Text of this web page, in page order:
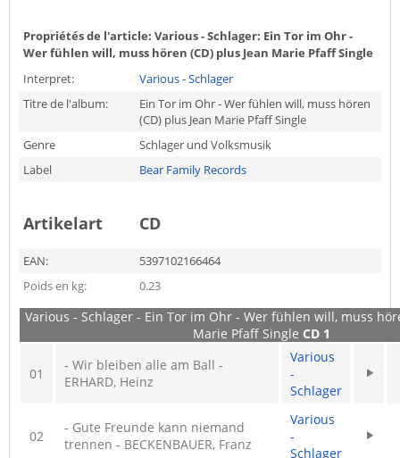
Propriétés de l'article: Various - Schlager: Ein Tor im Ohr -
Wer fühlen will, muss hören (CD) plus Jean Marie Pfaff Single
Interpret:
Various - Schlager
Titre de l'album:
Ein Tor im Ohr - Wer fühlen will, muss hören
(CD) plus Jean Marie Pfaff Single
Genre
Schlager und Volksmusik
Label
Bear Family Records
Artikelart CD
EAN:
5397102166464
Poids en kg:
0.23
Various - Schlager - Ein Tor im Ohr - Wer fühlen will, muss
Marie Pfaff Single CD 1
01
- Wir bleiben alle am Ball -
ERHARD, Heinz
Various
-
Schlager
02
- Gute Freunde kann niemand
trennen - BECKENBAUER, Franz
Various
-
Schlager